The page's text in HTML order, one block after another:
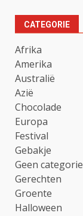
CATEGORIE
Afrika
Amerika
Australië
Azië
Chocolade
Europa
Festival
Gebakje
Geen categorie
Gerechten
Groente
Halloween